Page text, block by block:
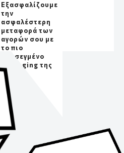
Εξασφαλίζουμε
την
ασφαλέστερη
μεταφορά των
αγορών σου με
το πιο
προσεγμένο
packaging της
αγοράς